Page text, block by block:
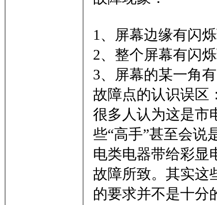
1、屏幕边缘有闪
2、整个屏幕有闪
3、屏幕的某一角
故障点的认识误区
很多人认为这是市
些“高手”甚至会说
电类电器带给彩显
故障所致。其实这
的要求并不是十